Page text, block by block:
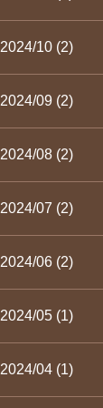
2024/10 (2)
2024/09 (2)
2024/08 (2)
2024/07 (2)
2024/06 (2)
2024/05 (1)
2024/04 (1)